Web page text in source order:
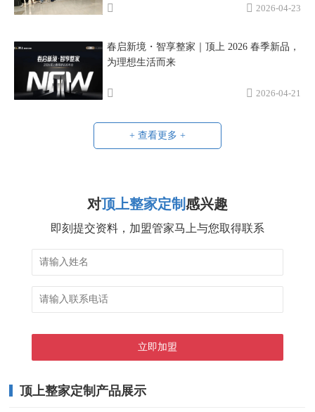
2026-04-23
春启新境・智享整家｜顶上 2026 春季新品，
为理想生活而来
2026-04-21
+ 查看更多 +
对顶上整家定制感兴趣
即刻提交资料，加盟管家马上与您取得联系
顶上整家定制产品展示